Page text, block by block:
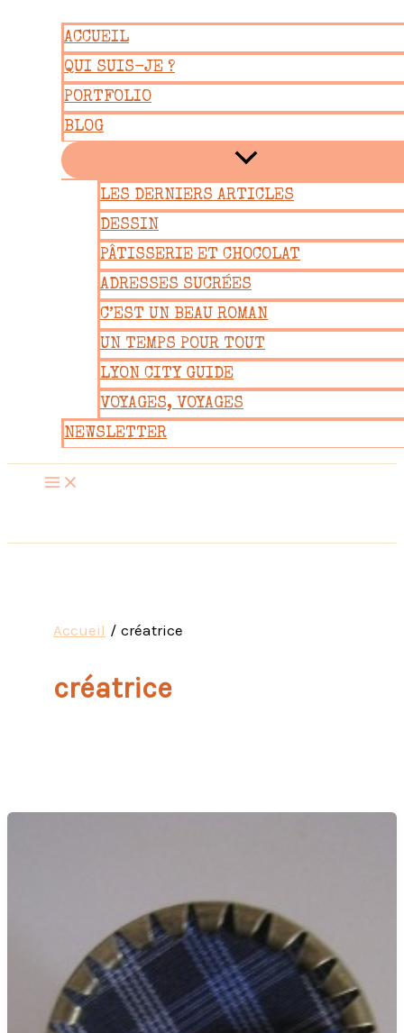
contenu
ACCUEIL
QUI SUIS-JE ?
PORTFOLIO
BLOG
LES DERNIERS ARTICLES
DESSIN
PÂTISSERIE ET CHOCOLAT
ADRESSES SUCRÉES
C’EST UN BEAU ROMAN
UN TEMPS POUR TOUT
LYON CITY GUIDE
VOYAGES, VOYAGES
NEWSLETTER
Accueil créatrice
créatrice